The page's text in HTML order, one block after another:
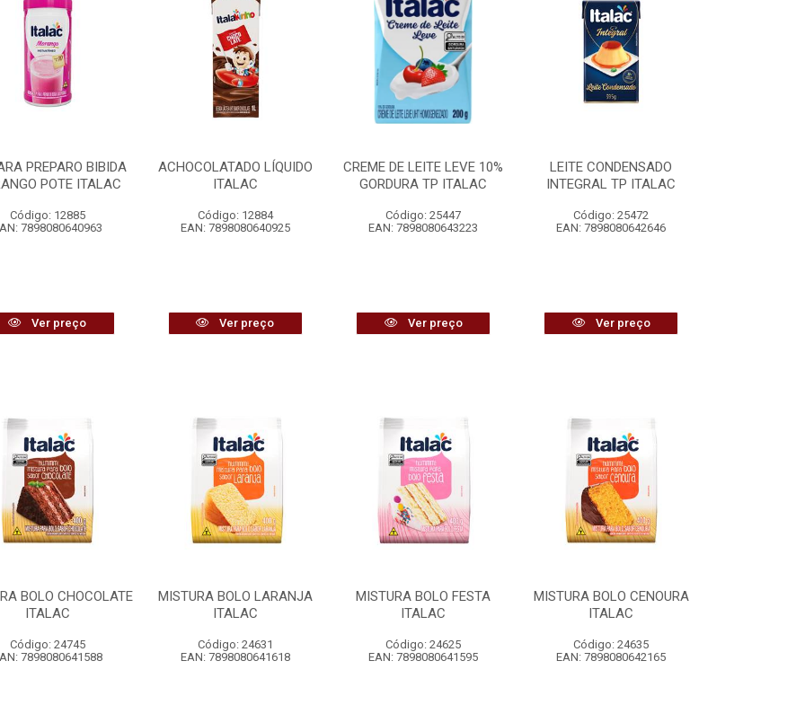
PREPARO BIBIDA
POTE ITALAC
Código: 12885
7898080640963
Ver preço
ACHOCOLATADO LÍQUIDO
ITALAC
Código: 12884
EAN: 7898080640925
Ver preço
CREME DE LEITE LEVE 10%
GORDURA TP ITALAC
Código: 25447
EAN: 7898080643223
Ver preço
LEITE CONDENSADO
INTEGRAL TP ITALAC
Código: 25472
EAN: 7898080642646
Ver preço
BOLO CHOCOLATE
ITALAC
Código: 24745
7898080641588
MISTURA BOLO LARANJA
ITALAC
Código: 24631
EAN: 7898080641618
MISTURA BOLO FESTA
ITALAC
Código: 24625
EAN: 7898080641595
MISTURA BOLO CENOURA
ITALAC
Código: 24635
EAN: 7898080642165